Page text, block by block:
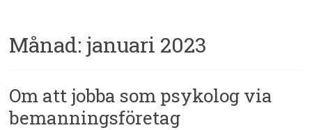
Månad:januari 2023
Om att jobba som psykolog via
bemanningsföretag